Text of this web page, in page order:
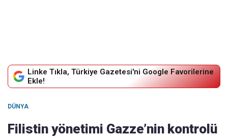
Linke Tıkla, Türkiye Gazetesi'ni Google Favorilerine
Ekle!
DÜNYA
Filistin yönetimi Gazze’nin kontrolü